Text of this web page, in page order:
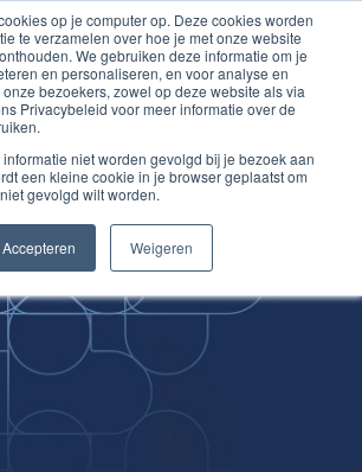
op je computer op. Deze cookies worden
te verzamelen over hoe je met onze website
We gebruiken deze informatie om je
en personaliseren, en voor analyse en
bezoekers, zowel op deze website als via
Privacybeleid voor meer informatie over de
niet worden gevolgd bij je bezoek aan
een kleine cookie in je browser geplaatst om
gevolgd wilt worden.
Accepteren Weigeren
Inloggen account
Skills